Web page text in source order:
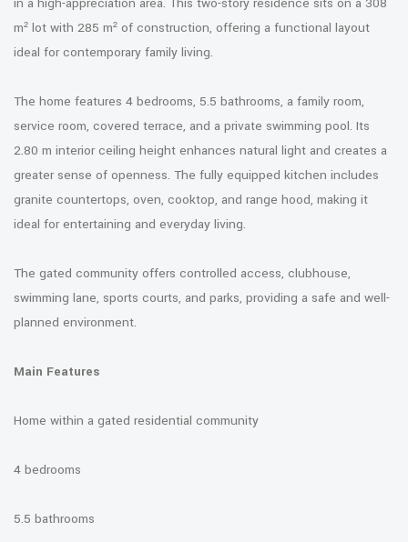
m² lot with 285 m² of construction, offering a functional layout
ideal for contemporary family living.
The home features 4 bedrooms, 5.5 bathrooms, a family room,
service room, covered terrace, and a private swimming pool. Its
2.80 m interior ceiling height enhances natural light and creates a
greater sense of openness. The fully equipped kitchen includes
granite countertops, oven, cooktop, and range hood, making it
ideal for entertaining and everyday living.
The gated community offers controlled access, clubhouse,
swimming lane, sports courts, and parks, providing a safe and well-
planned environment.
Main Features
Home within a gated residential community
4 bedrooms
5.5 bathrooms